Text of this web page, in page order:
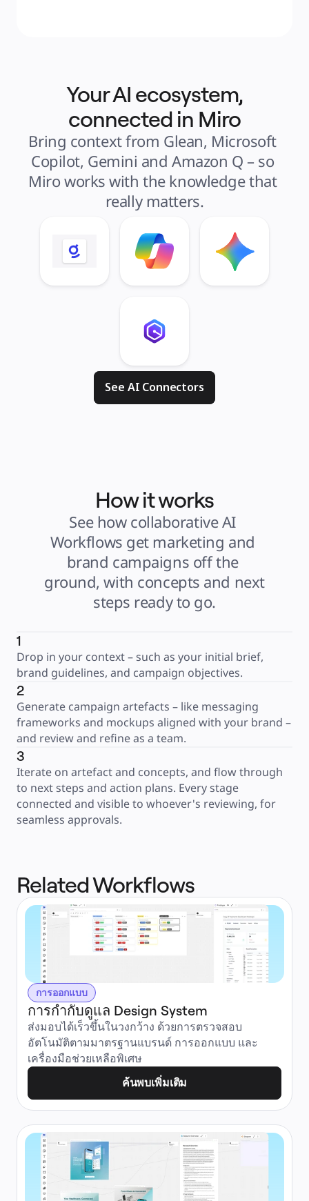
Your AI ecosystem,
connected in Miro
Bring context from Glean, Microsoft
Copilot, Gemini and Amazon Q – so
Miro works with the knowledge that
really matters.
See AI Connectors
How it works
See how collaborative AI
Workflows get marketing and
brand campaigns off the
ground, with concepts and next
steps ready to go.
1
Drop in your context – such as your initial brief,
brand guidelines, and campaign objectives.
2
Generate campaign artefacts – like messaging
frameworks and mockups aligned with your brand –
and review and refine as a team.
3
Iterate on artefact and concepts, and flow through
to next steps and action plans. Every stage
connected and visible to whoever's reviewing, for
seamless approvals.
Related Workflows
การออกแบบ
การกำกับดูแล Design System
ส่งมอบได้เร็วขึ้นในวงกว้าง ด้วยการตรวจสอบ
อัตโนมัติตามมาตรฐานแบรนด์ การออกแบบ และ
เครื่องมือช่วยเหลือพิเศษ
ค้นพบเพิ่มเติม